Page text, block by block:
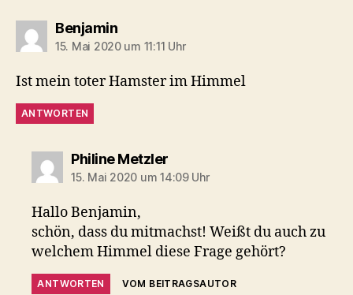
Benjaminsagt:
15. Mai 2020 um 11:11 Uhr
Ist mein toter Hamster im Himmel
ANTWORTEN
Philine Metzlersagt:
15. Mai 2020 um 14:09 Uhr
Hallo Benjamin,
schön, dass du mitmachst! Weißt du auch zu
welchem Himmel diese Frage gehört?
ANTWORTEN VOM BEITRAGSAUTOR